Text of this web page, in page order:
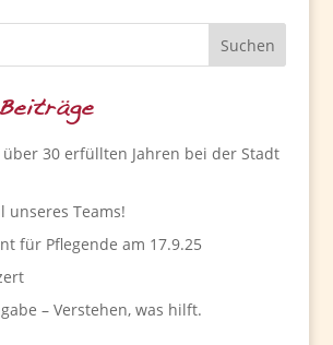
30 erfüllten Jahren bei der Stadt
unseres Teams!
für Pflegende am 17.9.25
– Verstehen, was hilft.